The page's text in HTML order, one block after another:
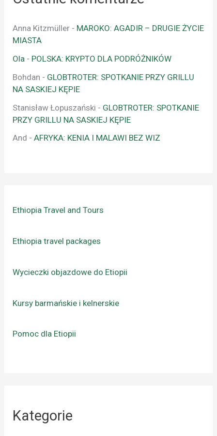
Anna Kitzmüller - MAROKO: AGADIR – DRUGIE ŻYCIE
MIASTA
Ola - POLSKA: KRYPTO DLA PODRÓŻNIKÓW
Bohdan - GLOBTROTER: SPOTKANIE PRZY GRILLU
NA SASKIEJ KĘPIE
Stanisław Łopuszański - GLOBTROTER: SPOTKANIE
PRZY GRILLU NA SASKIEJ KĘPIE
And -AFRYKA: KENIA I MALAWI BEZ WIZ
Ethiopia Travel and Tours
Ethiopia travel packages
Wycieczki objazdowe do Etiopii
Kursy barmańskie i kelnerskie
Pomoc dla Etiopii
Kategorie